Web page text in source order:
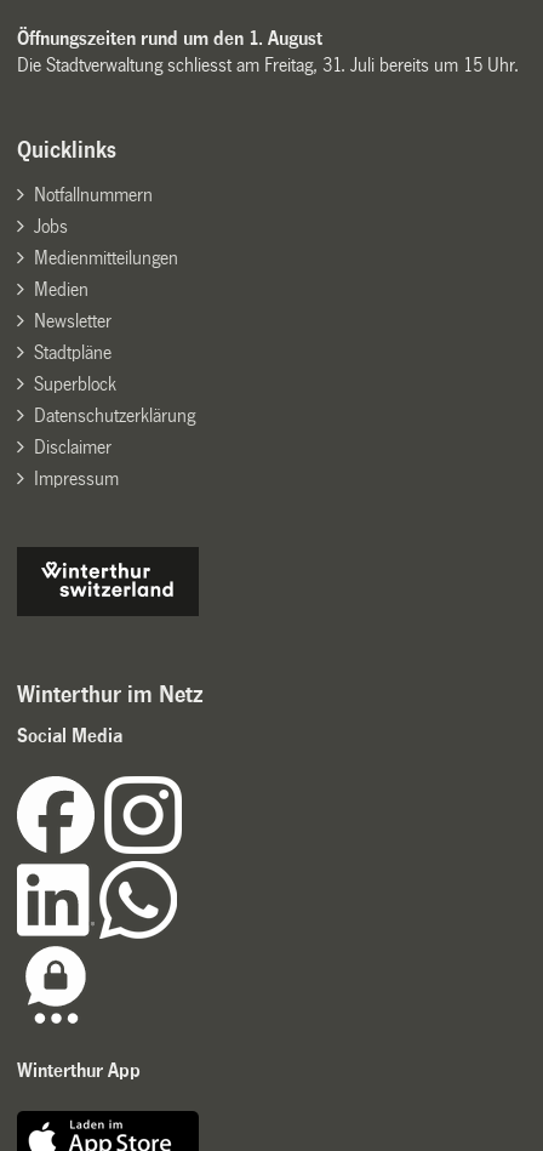
Öffnungszeiten rund um den 1. August
Die Stadtverwaltung schliesst am Freitag, 31. Juli bereits um 15 Uhr.
Quicklinks
Notfallnummern
Jobs
Medienmitteilungen
Medien
Newsletter
Stadtpläne
Superblock
Datenschutzerklärung
Disclaimer
Impressum
Winterthur im Netz
Social Media
Winterthur App